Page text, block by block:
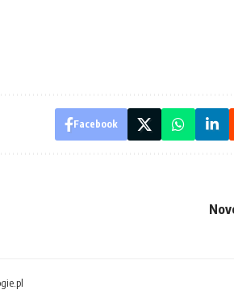
Facebook